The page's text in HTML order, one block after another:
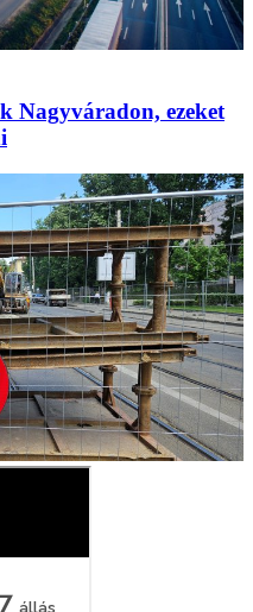
Nagyváradon, ezeket